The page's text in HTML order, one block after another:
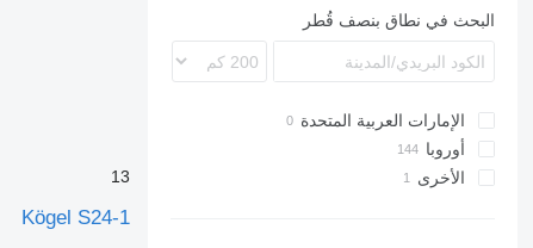
SKO
SPR
البحث في نطاق بنصف قُطر
الإمارات العربية المتحدة
أوروبا
ألمانيا
الأخرى
13
Kögel S24-1